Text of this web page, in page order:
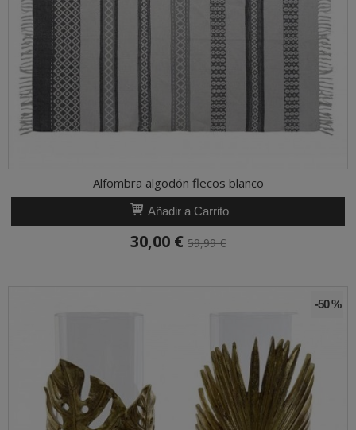
Alfombra algodón flecos blanco
Añadir a Carrito
30,00 € 59,99 €
-50 %